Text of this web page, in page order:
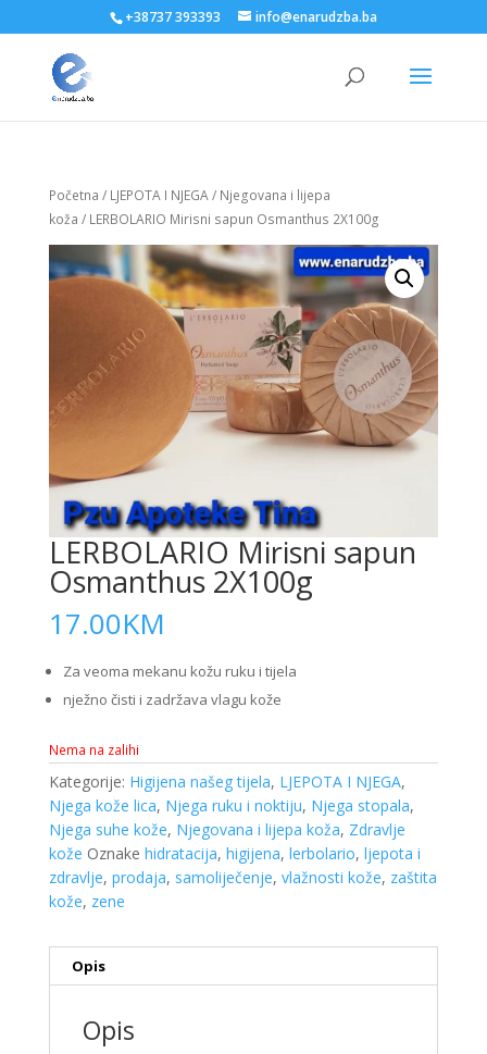
+38737 393393 info@enarudzba.ba
Početna / LJEPOTA I NJEGA/ Njegovana i lijepa
koža / LERBOLARIO Mirisni sapun Osmanthus 2X100g
LERBOLARIO Mirisni sapun
Osmanthus 2X100g
17.00KM
Za veoma mekanu kožu ruku i tijela
nježno čisti i zadržava vlagu kože
Nema na zalihi
Kategorije: Higijena našeg tijela, LJEPOTA I NJEGA,
Njega kože lica, Njega ruku i noktiju, Njega stopala,
Njega suhe kože, Njegovana i lijepa koža, Zdravlje
kože Oznake hidratacija, higijena, lerbolario, ljepota i
zdravlje, prodaja, samoliječenje, vlažnosti kože, zaštita
kože, zene
Opis
Opis